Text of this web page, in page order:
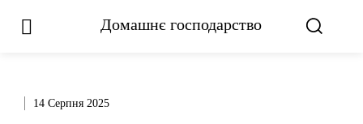
Домашнє господарство
14 Серпня 2025